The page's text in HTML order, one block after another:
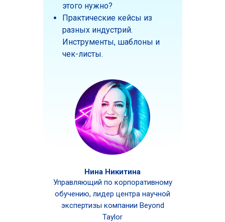
этого нужно?
Практические кейсы из
разных индустрий.
Инструменты, шаблоны и
чек-листы.
Нина Никитина
Управляющий по корпоративному
обучению, лидер центра научной
экспертизы компании Beyond
Taylor